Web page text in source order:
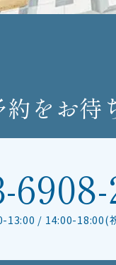
をお待
13:00 / 14:00-18:00(